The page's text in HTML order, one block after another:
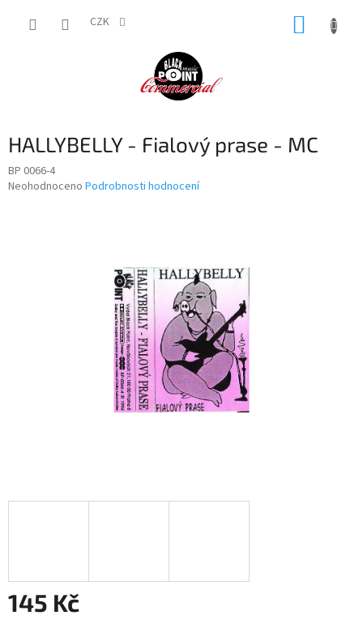
CZK
HALLYBELLY - Fialový prase - MC
BP 0066-4
Průměrné
Neohodnoceno Podrobnosti hodnocení
145 Kč